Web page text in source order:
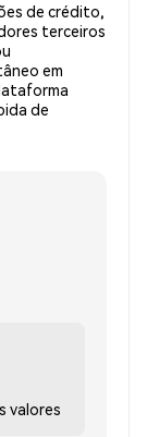
de crédito,
terceiros
em
de
valores